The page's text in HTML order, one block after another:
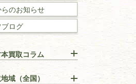
・物理学書
鍼灸・東洋医学
占い
のお知らせ
ログ
買取コラム
取】古本の大量買取
率的に売る方法
域（全国）